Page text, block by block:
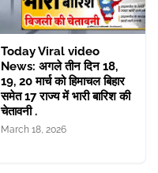
Today Viral video
News: अगले तीन दिन 18,
19, 20 मार्च को हिमाचल बिहार
समेत 17 राज्य में भारी बारिश की
चेतावनी .
March 18, 2026